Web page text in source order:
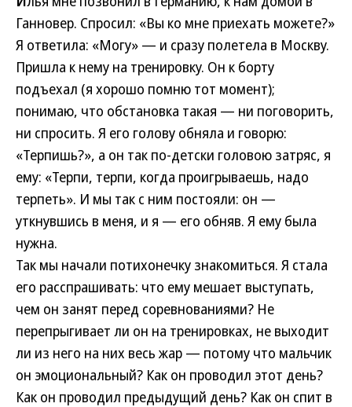
Ганновер. Спросил: «Вы ко мне приехать можете?»
Я ответила: «Могу» — и сразу полетела в Москву.
Пришла к нему на тренировку. Он к борту
подъехал (я хорошо помню тот момент);
понимаю, что обстановка такая — ни поговорить,
ни спросить. Я его голову обняла и говорю:
«Терпишь?», а он так по-детски головою затряс, я
ему: «Терпи, терпи, когда проигрываешь, надо
терпеть». И мы так с ним постояли: он —
уткнувшись в меня, и я — его обняв. Я ему была
нужна.
Так мы начали потихонечку знакомиться. Я стала
его расспрашивать: что ему мешает выступать,
чем он занят перед соревнованиями? Не
перепрыгивает ли он на тренировках, не выходит
ли из него на них весь жар — потому что мальчик
он эмоциональный? Как он проводил этот день?
Как он проводил предыдущий день? Как он спит в